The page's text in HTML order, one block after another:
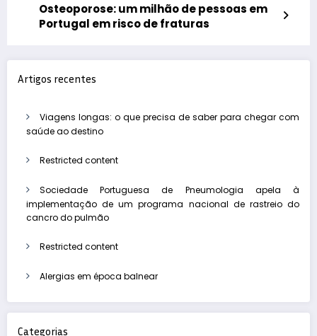
Osteoporose: um milhão de pessoas em
Portugal em risco de fraturas
Artigos recentes
Viagens longas: o que precisa de saber para chegar com
saúde ao destino
Restricted content
Sociedade Portuguesa de Pneumologia apela à
implementação de um programa nacional de rastreio do
cancro do pulmão
Restricted content
Alergias em época balnear
Categorias